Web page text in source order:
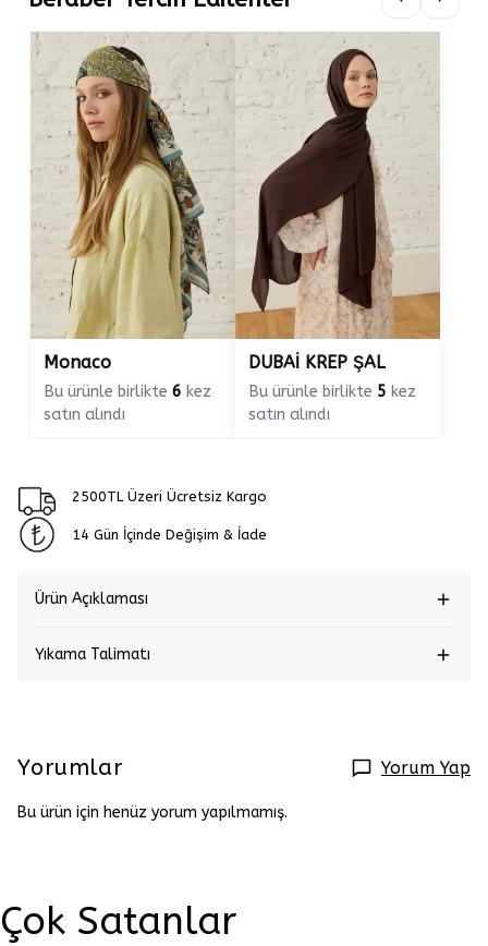
Monaco
Bu ürünle birlikte 6 kez
satın alındı
DUBAİ KREP ŞAL
Bu ürünle birlikte 5 kez
satın alındı
2500TL Üzeri Ücretsiz Kargo
14 Gün İçinde Değişim & İade
Ürün Açıklaması
Yıkama Talimatı
Yorumlar Yorum Yap
Bu ürün için henüz yorum yapılmamış.
Çok Satanlar